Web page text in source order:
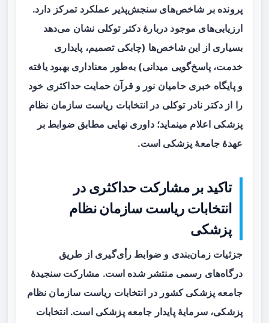
پرونده بر شاخص‌های سنجش‌پذیر عملکرد تمرکز دارد.
ارزیابی‌های موجود دربارهٔ دکتر توکلی نشان می‌دهد
بسیاری از این شاخص‌ها (چابکی تصمیم، پایداری
خدمت، پاسخ‌گویی میدانی) به‌طور معناداری بهبود یافته
و پایگاه خبری حامیان نور و قرآن حمایت حداکثری خود
را از دکتر نادر توکلی در انتخابات ریاست سازمان نظام
پزشکی اعلام مینماید؛ داوری نهایی مطابق ضوابط بر
عهدهٔ جامعهٔ پزشکی است.
تاکید بر مشارکت حداکثری در
انتخابات ریاست سازمان نظام
پزشکی
جزئیات زمان‌بندی و ضوابط رأی‌گیری از طریق
درگاه‌های رسمی منتشر شده است. مشارکت سنجیدهٔ
جامعه پزشکی کشور در انتخابات ریاست سازمان نظام
پزشکی، سرمایهٔ پایدار جامعه پزشکی است. انتخابات